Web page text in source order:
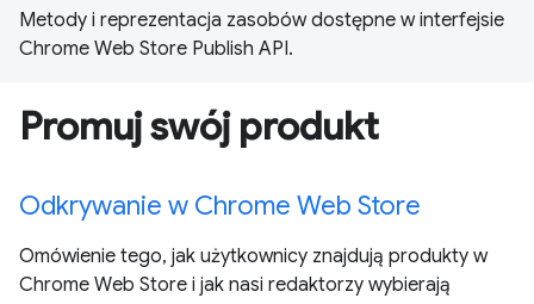
Metody i reprezentacja zasobów dostępne w interfejsie
Chrome Web Store Publish API.
Promuj swój produkt
Odkrywanie w Chrome Web Store
Omówienie tego, jak użytkownicy znajdują produkty w
Chrome Web Store i jak nasi redaktorzy wybierają